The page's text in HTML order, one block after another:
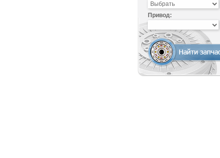
Привод: